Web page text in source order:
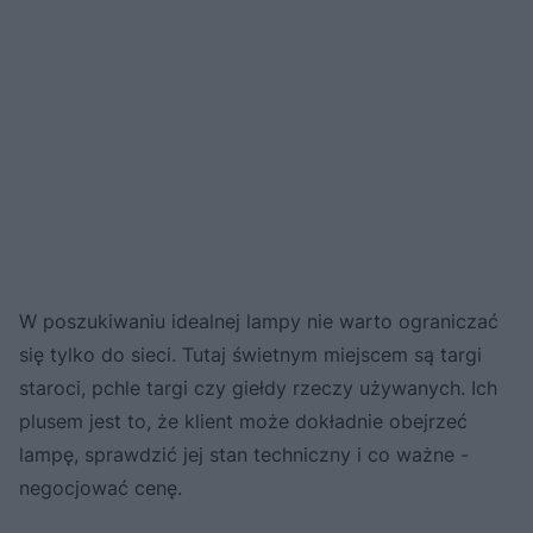
W poszukiwaniu idealnej lampy nie warto ograniczać
się tylko do sieci. Tutaj świetnym miejscem są targi
staroci, pchle targi czy giełdy rzeczy używanych. Ich
plusem jest to, że klient może dokładnie obejrzeć
lampę, sprawdzić jej stan techniczny i co ważne -
negocjować cenę.